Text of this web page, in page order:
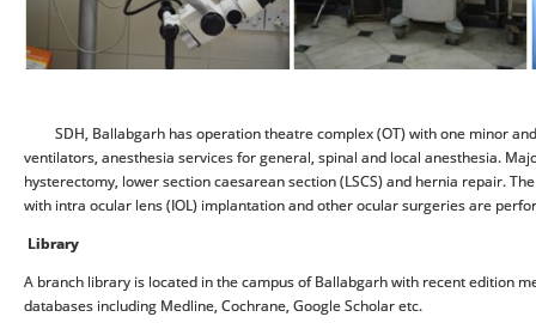
SDH, Ballabgarh has operation theatre complex (OT) with one minor
ventilators, anesthesia services for general, spinal and local anesthesia.
hysterectomy, lower section caesarean section (LSCS) and hernia repair.
with intra ocular lens (IOL) implantation and other ocular surgeries are
Library
A branch library is located in the campus of Ballabgarh with recent edition
databases including Medline, Cochrane, Google Scholar etc.